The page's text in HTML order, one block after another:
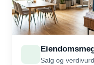
Salg og